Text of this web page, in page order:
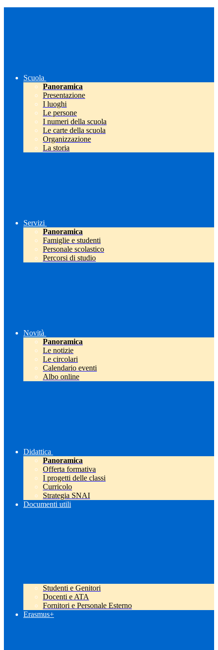
Scuola
Panoramica
Presentazione
I luoghi
Le persone
I numeri della scuola
Le carte della scuola
Organizzazione
La storia
Servizi
Panoramica
Famiglie e studenti
Personale scolastico
Percorsi di studio
Novità
Panoramica
Le notizie
Le circolari
Calendario eventi
Albo online
Didattica
Panoramica
Offerta formativa
I progetti delle classi
Curricolo
Strategia SNAI
Documenti utili
Studenti e Genitori
Docenti e ATA
Fornitori e Personale Esterno
Erasmus+